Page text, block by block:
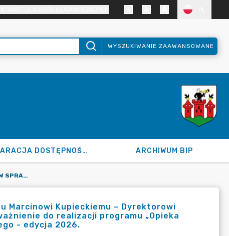
WYSZUKIWANIE ZAAWANSOWANE
DEKLARACJA DOSTĘPNOŚCI ARCHIWUM BIP
120.2.2026 Z DN. 07.01.2026 R. W SPRAWIE UDZIELENIA PANU MARCINOWI KUPIECKIEMU – DYREKTOROWI MIEJSKIEGO OŚRODKA POMOCY SPOŁECZNEJ W ŁĘCZYCY UPOWAŻNIENIE DO REALIZACJI PROGRAMU „OPIEKA WYTCHNIENIOWA” DLA JEDNOSTEK SAMORZĄDU TERYTORIALNEGO - EDYCJA 2026.
Marcinowi Kupieckiemu – Dyrektorowi
do realizacji programu „Opieka
- edycja 2026.